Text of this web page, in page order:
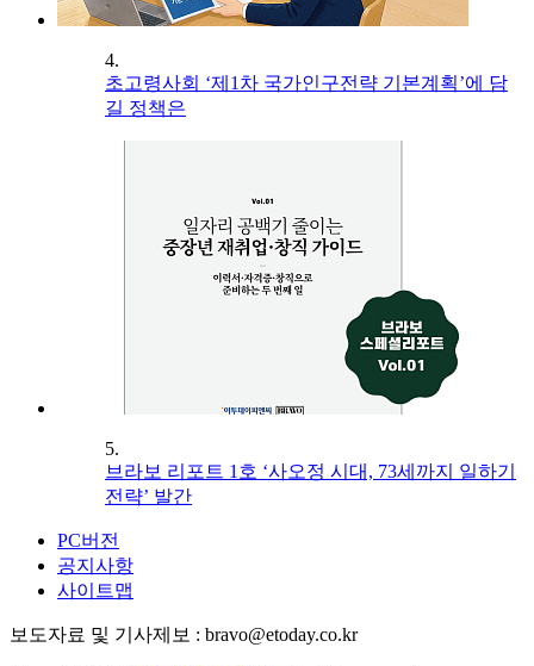
4.
초고령사회 ‘제1차 국가인구전략 기본계획’에 담
길 정책은
5.
브라보 리포트 1호 ‘사오정 시대, 73세까지 일하기
전략’ 발간
PC버전
공지사항
사이트맵
보도자료 및 기사제보 : bravo@etoday.co.kr